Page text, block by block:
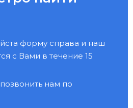
форму справа и наш
с Вами в течение 15
нам по